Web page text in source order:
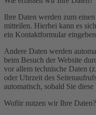
Ihre Daten werden zum
mitteilen. Hierbei kann es
ein Kontaktformular
Andere Daten werden
beim Besuch der Website
vor allem technische Daten
oder Uhrzeit des
automatisch, sobald Sie diese
Wofür nutzen wir Ihre Daten?